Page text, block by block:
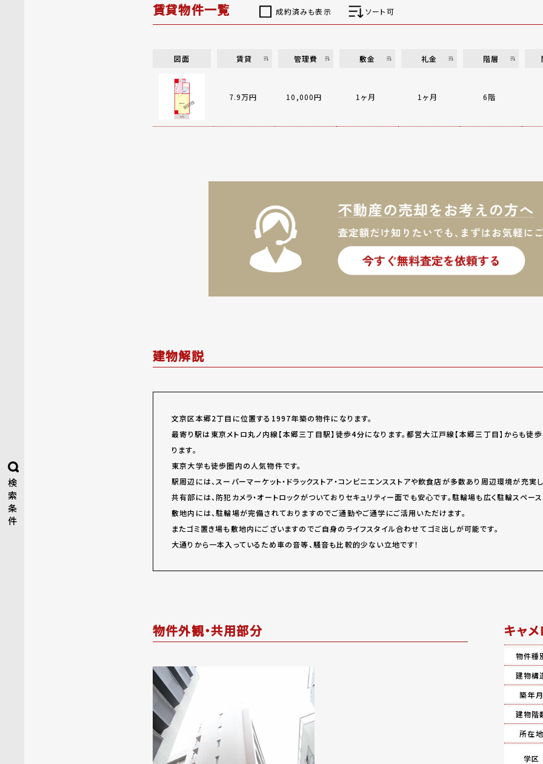
検
索
条
件
賃貸物件一覧 成約済みも表示 ソート可
図面 賃貸 管理費 敷金 礼金 階層
7.9万円 10,000円 1ヶ月 1ヶ月 6階
建物解説
文京区本郷2丁目に位置する1997年築の物件になります。
最寄り駅は東京メトロ丸ノ内線【本郷三丁目駅】徒歩4分になります。都営大江戸線【本郷三丁目】からも徒
ります。
東京大学も徒歩圏内の人気物件です。
駅周辺には、スーパーマーケット・ドラックストア・コンビニエンスストアや飲食店が多数あり周辺環境が充実
共有部には、防犯カメラ・オートロックがついておりセキュリティー面でも安心です。駐輪場も広く駐輪スペー
敷地内には、駐輪場が完備されておりますのでご通勤やご通学にご活用いただけます。
またゴミ置き場も敷地内にございますのでご自身のライフスタイル合わせてゴミ出しが可能です。
大通りから一本入っているため車の音等、騒音も比較的少ない立地です！
物件外観・共用部分 キャ
物件種
建物構
築年月
建物階
所在地
学区